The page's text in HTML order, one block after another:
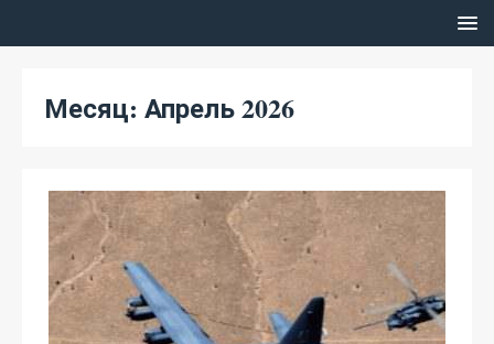
Месяц: Апрель 2026